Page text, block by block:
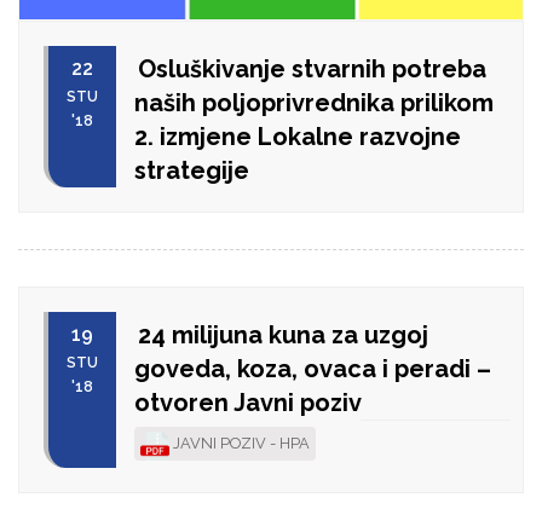
22
STU
'18
Osluškivanje stvarnih potreba
naših poljoprivrednika prilikom
2. izmjene Lokalne razvojne
strategije
19
STU
'18
24 milijuna kuna za uzgoj
goveda, koza, ovaca i peradi –
otvoren Javni poziv
JAVNI POZIV - HPA